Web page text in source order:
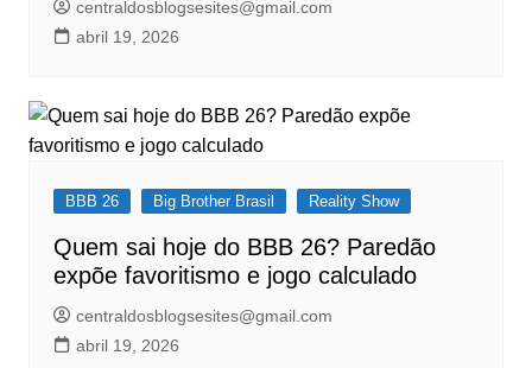
centraldosblogsesites@gmail.com
abril 19, 2026
BBB 26 Big Brother Brasil Reality Show
Quem sai hoje do BBB 26? Paredão
expõe favoritismo e jogo calculado
centraldosblogsesites@gmail.com
abril 19, 2026